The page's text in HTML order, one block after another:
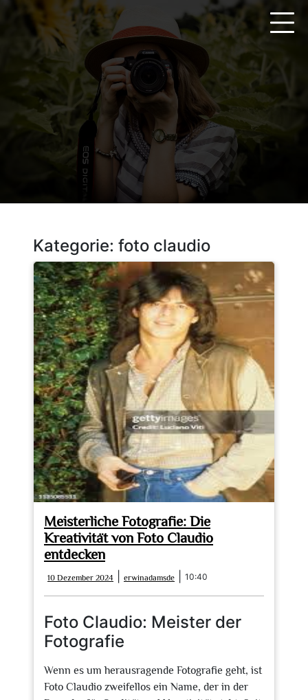
springen
Kategorie: foto claudio
Meisterliche Fotografie: Die
Kreativität von Foto Claudio
entdecken
10 Dezember 2024
Dezember
2024
erwinadamsde erwinadamsde
10:40
Foto Claudio: Meister der
Fotografie
Wenn es um herausragende Fotografie geht, ist
Foto Claudio zweifellos ein Name, der in der